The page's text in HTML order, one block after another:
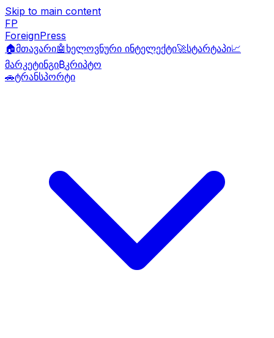
Skip to main content
FP
ForeignPress
🏠მთავარი🤖 ხელოვნური ინტელექტი🚀სტარტაპი📈
მარკეტინგი₿კრიპტო
🚗ტრანსპორტი